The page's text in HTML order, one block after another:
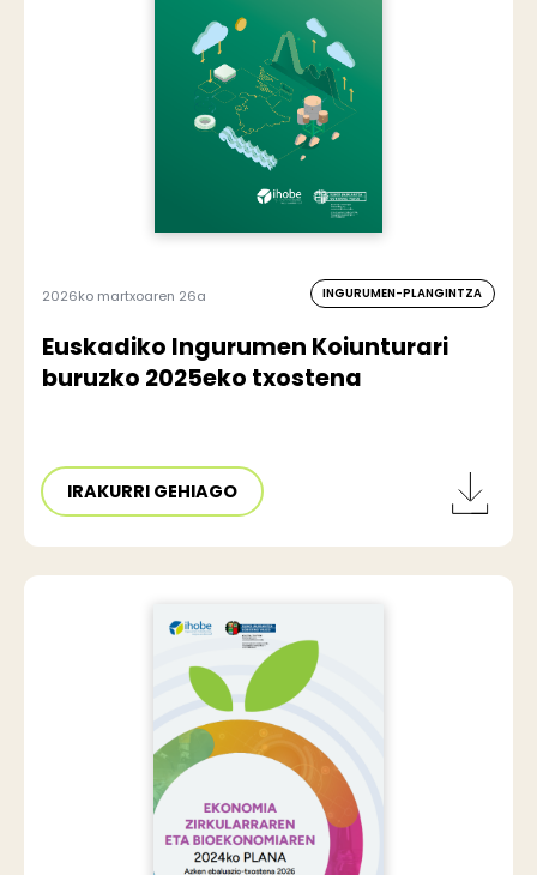
2026ko martxoaren 26a INGURUMEN-PLANGINTZA
Euskadiko Ingurumen Koiunturari
buruzko 2025eko txostena
IRAKURRI GEHIAGO